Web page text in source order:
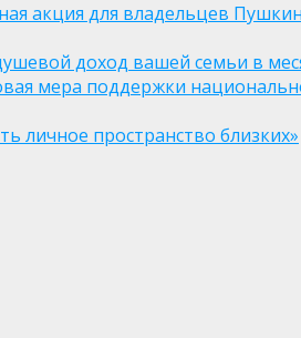
акция для владельцев
доход вашей семьи в
мера поддержки
личное пространство близких»